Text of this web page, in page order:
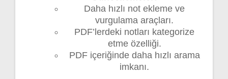
Daha hızlı not ekleme ve
vurgulama araçları.
PDF’lerdeki notları kategorize
etme özelliği.
PDF içeriğinde daha hızlı arama
imkanı.